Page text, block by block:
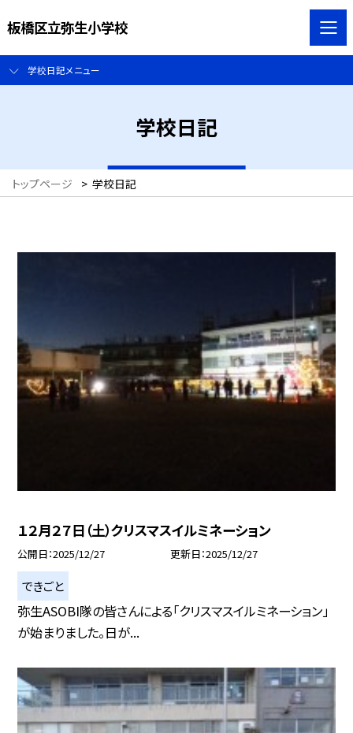
板橋区立弥生小学校
学校日記メニュー
学校日記
トップページ > 学校日記
１２月２７日（土）クリスマスイルミネーション
公開日 2025/12/27 更新日 2025/12/27
できごと
弥生ASOBI隊の皆さんによる「クリスマスイルミネーション」
が始まりました。日が...